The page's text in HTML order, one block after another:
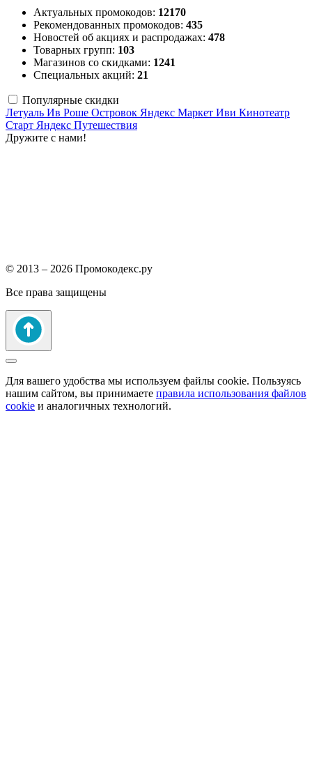
Актуальных промокодов: 12170
Рекомендованных промокодов: 435
Новостей об акциях и распродажах: 478
Товарных групп: 103
Магазинов со скидками: 1241
Специальных акций: 21
Популярные скидки
Летуаль Ив Роше Островок Яндекс Маркет Иви Кинотеатр
Старт Яндекс Путешествия
Дружите с нами!
© 2013 – 2026 Промокодекс.ру
Все права защищены
Для вашего удобства мы используем файлы cookie. Пользуясь
нашим сайтом, вы принимаете правила использования файлов
cookie и аналогичных технологий.